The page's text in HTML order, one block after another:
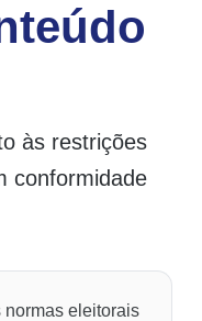
às restrições
conformidade
normas eleitorais